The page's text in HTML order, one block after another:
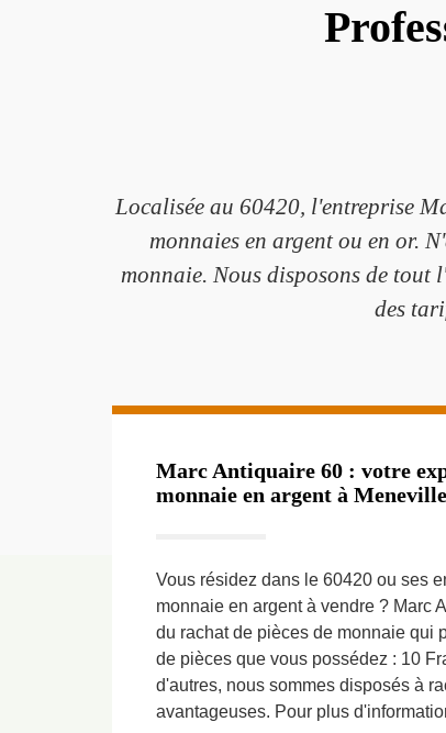
Localisée au 60420, l'entreprise
monnaies en argent ou en or.
monnaie. Nous disposons de tout
des
Marc Antiquaire 60 : votre
monnaie en argent à
Vous résidez dans le 60420 ou ses
monnaie en argent à vendre ? Marc
du rachat de pièces de monnaie qui
de pièces que vous possédez : 10
d'autres, nous sommes disposés à
avantageuses. Pour plus